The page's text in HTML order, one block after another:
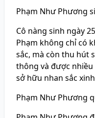
Phạm Như Phương
Cô nàng sinh ngày
Phạm không chỉ có
sắc, mà còn thu hút
thông và được
sở hữu nhan sắc
Phạm Như Phương